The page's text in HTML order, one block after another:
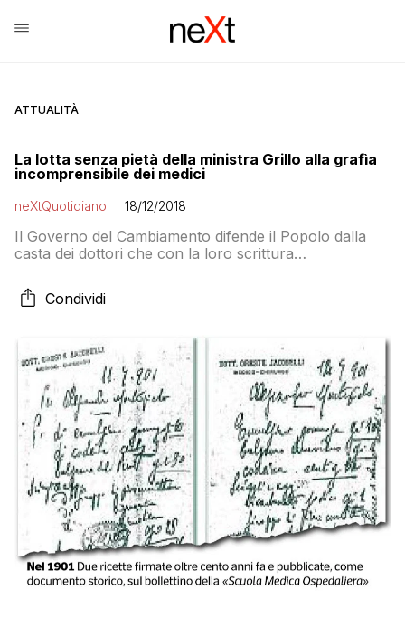
ATTUALITÀ
La lotta senza pietà della ministra Grillo alla grafìa
incomprensibile dei medici
neXtQuotidiano 18/12/2018
Il Governo del Cambiamento difende il Popolo dalla
casta dei dottori che con la loro scrittura
medicine
Condividi